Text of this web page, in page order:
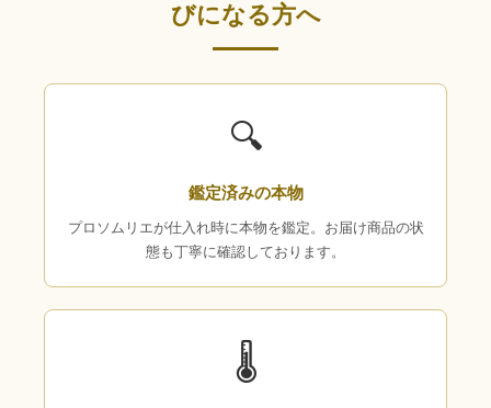
びになる方へ
🔍
鑑定済みの本物
プロソムリエが仕入れ時に本物を鑑定。お届け商品の状
態も丁寧に確認しております。
🌡